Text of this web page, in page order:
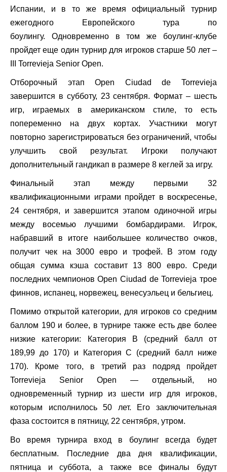
Испании, и в то же время официальный турнир
ежегодного Европейского тура по
боулингу. Одновременно в том же боулинг-клубе
пройдет еще один турнир для игроков старше 50 лет –
III Torrevieja Senior Open.
Отборочный этап Open Ciudad de Torrevieja
завершится в субботу, 23 сентября. Формат – шесть
игр, играемых в американском стиле, то есть
попеременно на двух кортах. Участники могут
повторно зарегистрироваться без ограничений, чтобы
улучшить свой результат. Игроки получают
дополнительный гандикап в размере 8 кеглей за игру.
Финальный этап между первыми 32
квалификационными играми пройдет в воскресенье,
24 сентября, и завершится этапом одиночной игры
между восемью лучшими бомбардирами. Игрок,
набравший в итоге наибольшее количество очков,
получит чек на 3000 евро и трофей. В этом году
общая сумма кэша составит 13 800 евро. Среди
последних чемпионов Open Ciudad de Torrevieja трое
финнов, испанец, норвежец, венесуэльец и бельгиец.
Помимо открытой категории, для игроков со средним
баллом 190 и более, в турнире также есть две более
низкие категории: Категория B (средний балл от
189,99 до 170) и Категория C (средний балл ниже
170). Кроме того, в третий раз подряд пройдет
Torrevieja Senior Open — отдельный, но
одновременный турнир из шести игр для игроков,
которым исполнилось 50 лет. Его заключительная
фаза состоится в пятницу, 22 сентября, утром.
Во время турнира вход в боулинг всегда будет
бесплатным. Последние два дня квалификации,
пятница и суббота, а также все финалы будут